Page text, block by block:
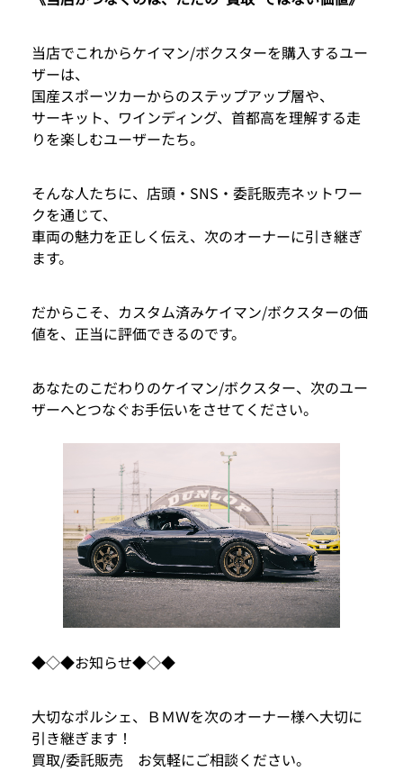
当店でこれからケイマン/ボクスターを購入するユー
ザーは、
国産スポーツカーからのステップアップ層や、
サーキット、ワインディング、首都高を理解する走
りを楽しむユーザーたち。
そんな人たちに、店頭・SNS・委託販売ネットワー
クを通じて、
車両の魅力を正しく伝え、次のオーナーに引き継ぎ
ます。
だからこそ、カスタム済みケイマン/ボクスターの価
値を、正当に評価できるのです。
あなたのこだわりのケイマン/ボクスター、次のユー
ザーへとつなぐお手伝いをさせてください。
◆◇◆お知らせ◆◇◆
大切なポルシェ、ＢＭＷを次のオーナー様へ大切に
引き継ぎます！
買取/委託販売 お気軽にご相談ください。